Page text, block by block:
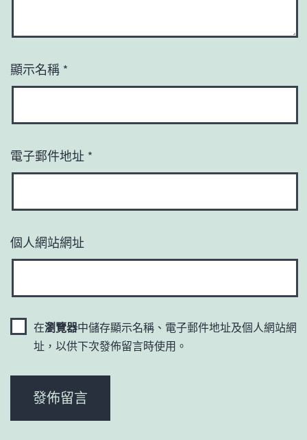
顯示名稱 *
電子郵件地址 *
個人網站網址
在瀏覽器中儲存顯示名稱、電子郵件地址及個人網站網
址，以供下次發佈留言時使用。